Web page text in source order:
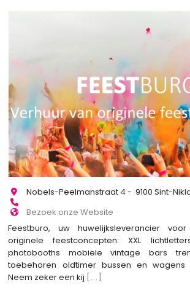
Nobels-Peelmanstraat 4 - 9100 Sint-
Bezoek onze Website
Feestburo, uw huwelijksleverancier
originele feestconcepten: XXL
photobooths mobiele vintage bars
toebehoren oldtimer bussen en wagens
Neem zeker een kij
[...]